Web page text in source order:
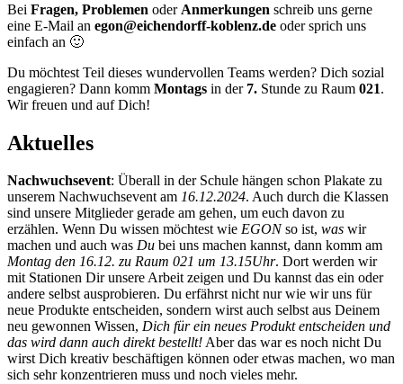
Bei Fragen, Problemen oder Anmerkungen schreib uns gerne
eine E-Mail an egon@eichendorff-koblenz.de oder sprich uns
einfach an 🙂
Du möchtest Teil dieses wundervollen Teams werden? Dich sozial
engagieren? Dann komm Montags in der 7. Stunde zu Raum 021.
Wir freuen und auf Dich!
Aktuelles
Nachwuchsevent: Überall in der Schule hängen schon Plakate zu
unserem Nachwuchsevent am 16.12.2024. Auch durch die Klassen
sind unsere Mitglieder gerade am gehen, um euch davon zu
erzählen. Wenn Du wissen möchtest wie EGONso ist, was wir
machen und auch was Du bei uns machen kannst, dann komm am
Montag den 16.12. zu Raum 021 um 13.15Uhr. Dort werden wir
mit Stationen Dir unsere Arbeit zeigen und Du kannst das ein oder
andere selbst ausprobieren. Du erfährst nicht nur wie wir uns für
neue Produkte entscheiden, sondern wirst auch selbst aus Deinem
neu gewonnen Wissen, Dich für ein neues Produkt entscheiden und
das wird dann auch direkt bestellt!Aber das war es noch nicht Du
wirst Dich kreativ beschäftigen können oder etwas machen, wo man
sich sehr konzentrieren muss und noch vieles mehr.